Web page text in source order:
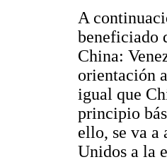
A
beneficiado
China:
orientación
igual que
principio
ello, se va a
Unidos a la